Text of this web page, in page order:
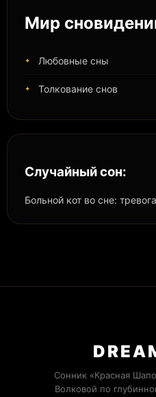
Мир
Любовные сны
Толкование снов
Случайный сон:
Больной кот во сне:
Сонник «Красная
Волковой по